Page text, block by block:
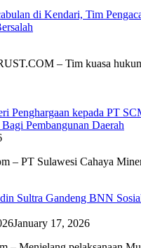
di Kendari, Tim
– Tim kuasa
Penghargaan kepada PT
Pembangunan Daerah
– PT Sulawesi Cahaya
Sultra Gandeng BNN
January 17, 2026